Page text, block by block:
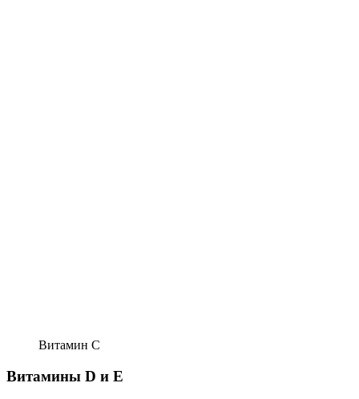
Витамин С
Витамины D и E